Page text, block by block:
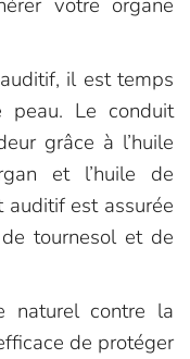
il est temps
peau. Le conduit
grâce à l’huile
et l’huile de
est assurée
tournesol et de
naturel contre la
de protéger